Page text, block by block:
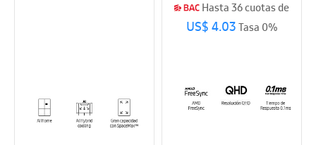
Hasta 36 cuotas de
US$ 4.03Tasa 0%